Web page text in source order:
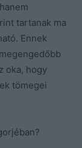
tartanak ma
Ennek
oka, hogy
tömegei